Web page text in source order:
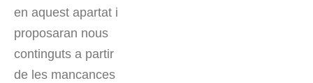
en aquest apartat i
proposaran nous
continguts a partir
de les mancances